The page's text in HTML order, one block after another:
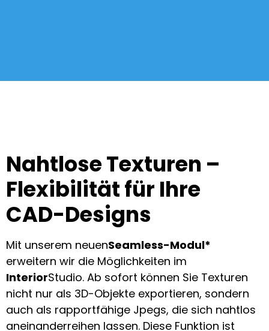
Nahtlose Texturen –
Flexibilität für Ihre
CAD-Designs
Mit unserem neuenSeamless-Modul*
erweitern wir die Möglichkeiten im
InteriorStudio. Ab sofort können Sie Texturen
nicht nur als 3D-Objekte exportieren, sondern
auch als rapportfähige Jpegs, die sich nahtlos
aneinanderreihen lassen. Diese Funktion ist